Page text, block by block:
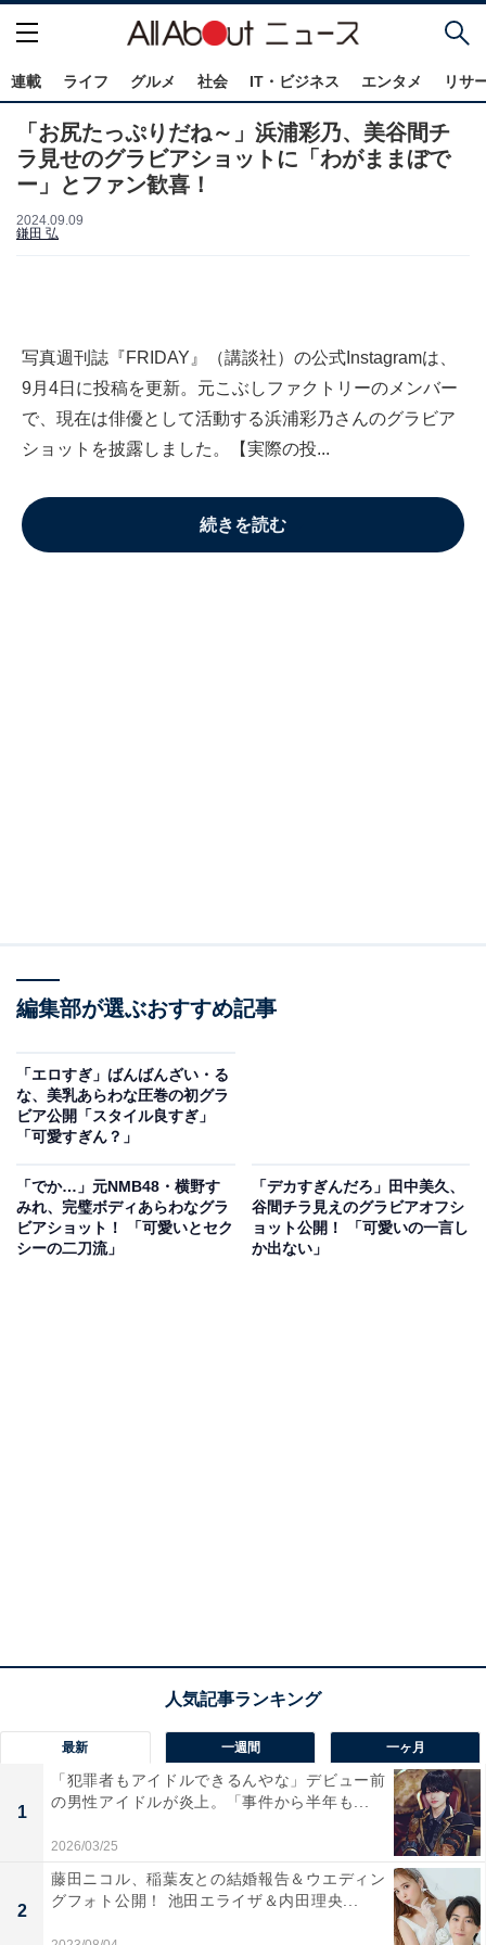
連載 ライフ グルメ 社会 IT・ビジネス エンタメ リサ
「お尻たっぷりだね～」浜浦彩乃、美谷間チ
ラ見せのグラビアショットに「わがままぼで
ー」とファン歓喜！
2024.09.09
鎌田 弘
写真週刊誌『FRIDAY』（講談社）の公式Instagramは、
9月4日に投稿を更新。元こぶしファクトリーのメンバー
で、現在は俳優として活動する浜浦彩乃さんのグラビア
ショットを披露しました。【実際の投...
続きを読む
編集部が選ぶおすすめ記事
「エロすぎ」ばんばんざい・る
な、美乳あらわな圧巻の初グラ
ビア公開「スタイル良すぎ」
「可愛すぎん？」
「でか…」元NMB48・横野す
みれ、完璧ボディあらわなグラ
ビアショット！ 「可愛いとセク
シーの二刀流」
「デカすぎんだろ」田中美久、
谷間チラ見えのグラビアオフシ
ョット公開！ 「可愛いの一言し
か出ない」
最新 一週間 一ヶ月
1
「犯罪者もアイドルできるんやな」デビュー前
の男性アイドルが炎上。「事件から半年も...
2026/03/25
2
藤田ニコル、稲葉友との結婚報告＆ウエディン
グフォト公開！ 池田エライザ＆内田理央...